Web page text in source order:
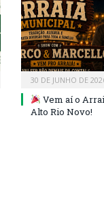
30 DE JUNHO DE
Vem aí o
Alto Rio Novo!